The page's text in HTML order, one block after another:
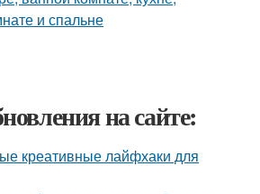
на сайте:
креативные лайфхаки для